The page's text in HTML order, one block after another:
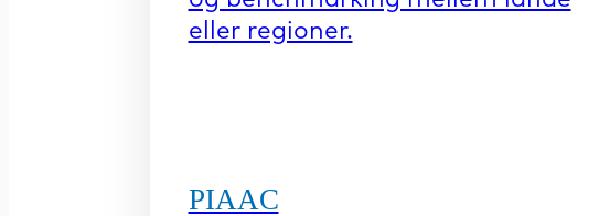
eller regioner.
PIAAC